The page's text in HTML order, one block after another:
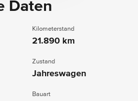
Daten
Kilometerstand
21.890 km
Zustand
Jahreswagen
Bauart